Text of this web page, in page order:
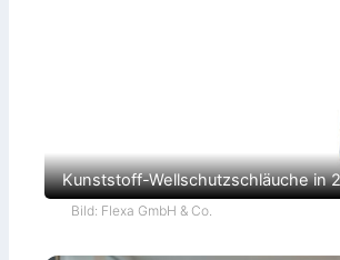
Kunststoff-Wellschutzschläuche in
Bild: Flexa GmbH & Co.